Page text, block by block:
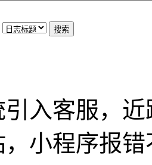
入客服，
小程序报